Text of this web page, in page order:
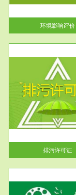
环境影响评价
例》第十七条 编制
告书、...
排污许可证
服务范围
应急预案
根据《中华人民共
法》第十九条 企业
当按照...